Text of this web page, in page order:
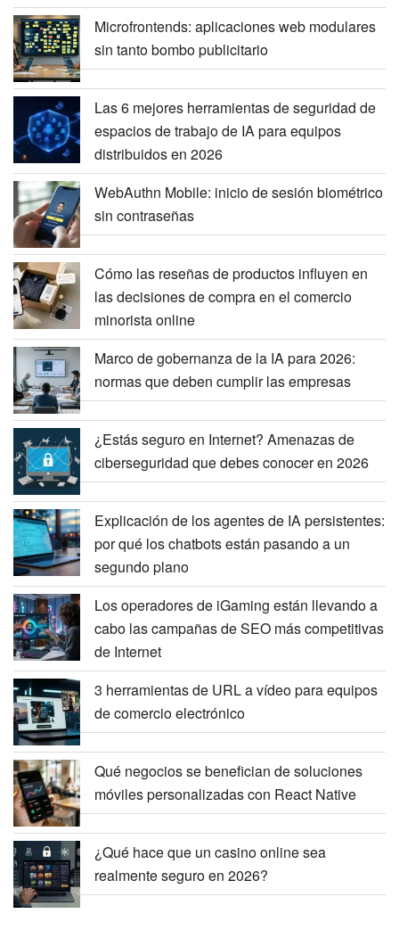
Microfrontends: aplicaciones web modulares
sin tanto bombo publicitario
Las 6 mejores herramientas de seguridad de
espacios de trabajo de IA para equipos
distribuidos en 2026
WebAuthn Mobile: inicio de sesión biométrico
sin contraseñas
Cómo las reseñas de productos influyen en
las decisiones de compra en el comercio
minorista online
Marco de gobernanza de la IA para 2026:
normas que deben cumplir las empresas
¿Estás seguro en Internet? Amenazas de
ciberseguridad que debes conocer en 2026
Explicación de los agentes de IA persistentes:
por qué los chatbots están pasando a un
segundo plano
Los operadores de iGaming están llevando a
cabo las campañas de SEO más competitivas
de Internet
3 herramientas de URL a vídeo para equipos
de comercio electrónico
Qué negocios se benefician de soluciones
móviles personalizadas con React Native
¿Qué hace que un casino online sea
realmente seguro en 2026?